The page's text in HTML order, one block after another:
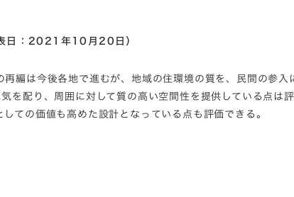
日：2021年10月20日）
編は今後各地で進むが、地域の住環境の質を、民間の参
を配り、周囲に対して質の高い空間性を提供している点
ての価値も高めた設計となっている点も評価できる。